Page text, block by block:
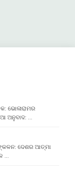
ଭୋଳାରାମର
ଅନୁବାଦ: …
ଦେଶର ଆତ୍ମା
…